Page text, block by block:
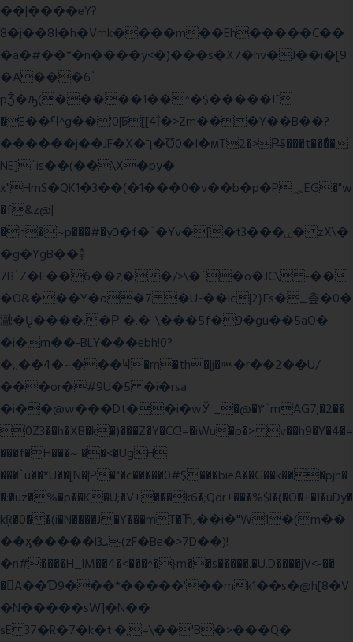
��|����eY?
8�j��8I�h�Vmk����m��Eh�����C��
�a�#��*�n����y<�)���s�X7�hv�J��i�[9
�A���6`
pǮ�ԡ(�����1��^�$�����I־
�E��Ϥ^g��'0|ꠓ[[4ΐ�>Zm���Y��B��?
������j��JF�X�ך�Ʊ0�I�мT2�>P̶S���t���ͩ�
NE]`is��(��\X�py�
x"HmS�QK1�3��(�1���0�v��b�p�P؃;EG�"w
�f&z@|
�h�~p���#�yכ�f�`�Yv�[�t3���ۑ� zX\�
�g�YgB��龺
7B`Z�E��6��ȥ��/>\�`�o�JC\ -��
�O&���Y�o�7 �U-��lc|2}Fs�_촢�0�
瀜�Ų����.�Ρ �.�-\���5f�9�gu��5aO�
�i�m��-BLY���ebh!0?
�,;��4�~���Ҹ�m�th�|j�ᇞ�r��2��U/
���or�#9U�5 �i�rsa
�i��@w���Dt��i�wӰ _�@�٣`mAG7;�2��
0Z3��h�XB�k�)���Z�Y�CC!=�iWu�p�> v��h9�Y�4�=
���f�H���~ ��<�UgH
���`ú��*U��[N�|P�"�c�����0#$���bieA��G��k���pjh�
�:�uz�%�p��K�U;�V+���k6�;Qdr+���%$l�(�O�+�I�uDy�
kŖ�0��(i�N����J�Y���mT�Ћ,��i�"W1�(m��
��ӽ�����l3ܝ(zF�Be�>7D��)!
�n#����H_lM��4�<���^�}m��s�����.�U.D����jV<-��
�A��Ɗ9���*�����'��mk1��s�@h[8�V
�N�����sW]�N��
sE 37�R�7�k�t:�;=\��'B�>���Q�